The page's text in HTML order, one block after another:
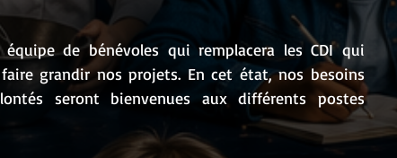
de bénévoles qui remplacera les CDI qui
grandir nos projets. En cet état, nos besoins
seront bienvenues aux différents postes